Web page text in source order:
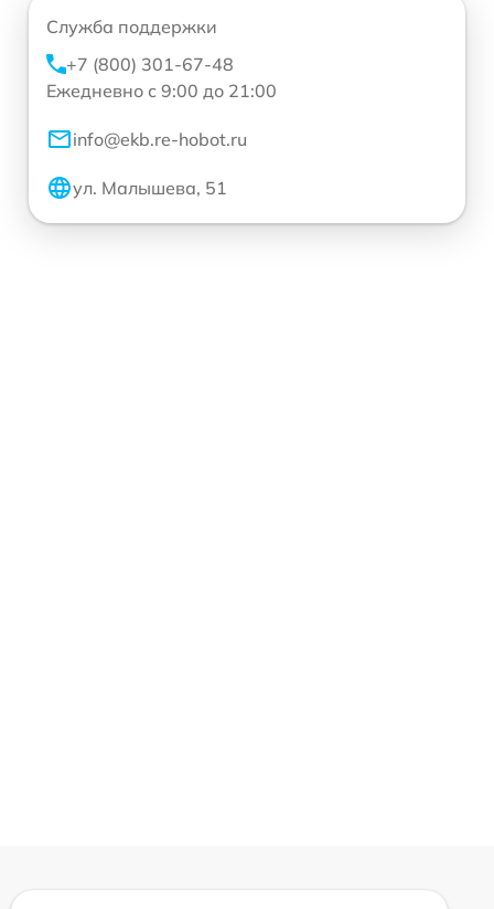
Служба поддержки
+7 (800) 301-67-48
Ежедневно с 9:00 до 21:00
info@ekb.re-hobot.ru
ул. Малышева, 51